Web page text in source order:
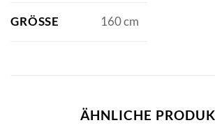
GRÖSSE 160 cm
ÄHNLICHE